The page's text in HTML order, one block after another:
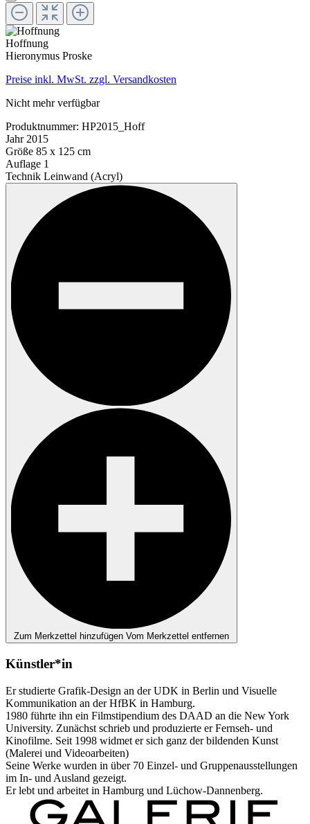
Hoffnung
Hieronymus Proske
Preise inkl. MwSt. zzgl. Versandkosten
Nicht mehr verfügbar
Produktnummer: HP2015_Hoff
Jahr 2015
Größe 85 x 125 cm
Auflage 1
Technik Leinwand (Acryl)
Zum Merkzettel hinzufügen Vom Merkzettel entfernen
Künstler*in
Er studierte Grafik-Design an der UDK in Berlin und Visuelle
Kommunikation an der HfBK in Hamburg.
1980 führte ihn ein Filmstipendium des DAAD an die New York
University. Zunächst schrieb und produzierte er Fernseh- und
Kinofilme. Seit 1998 widmet er sich ganz der bildenden Kunst
(Malerei und Videoarbeiten)
Seine Werke wurden in über 70 Einzel- und Gruppenausstellungen
im In- und Ausland gezeigt.
Er lebt und arbeitet in Hamburg und Lüchow-Dannenberg.